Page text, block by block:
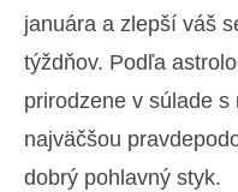
januára a zlepší váš
týždňov. Podľa
prirodzene v súlade
najväčšou
dobrý pohlavný styk.